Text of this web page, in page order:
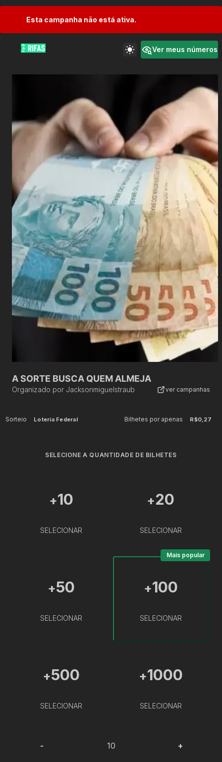
Esta campanha não está ativa.
Ver meus números
A SORTE BUSCA QUEM ALMEJA
Organizado por Jacksonmiguelstraub ver campanhas
Sorteio Loteria Federal Bilhetes por apenas R$0,27
SELECIONE A QUANTIDADE DE BILHETES
+10
SELECIONAR
+20
SELECIONAR
+50
SELECIONAR
+100
SELECIONAR
Mais popular
+500
SELECIONAR
+1000
SELECIONAR
- +